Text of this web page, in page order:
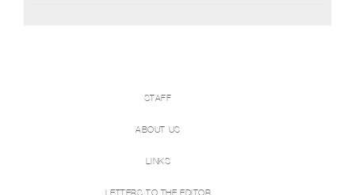
STAFF
ABOUT US
LINKS
LETTERS TO THE EDITOR